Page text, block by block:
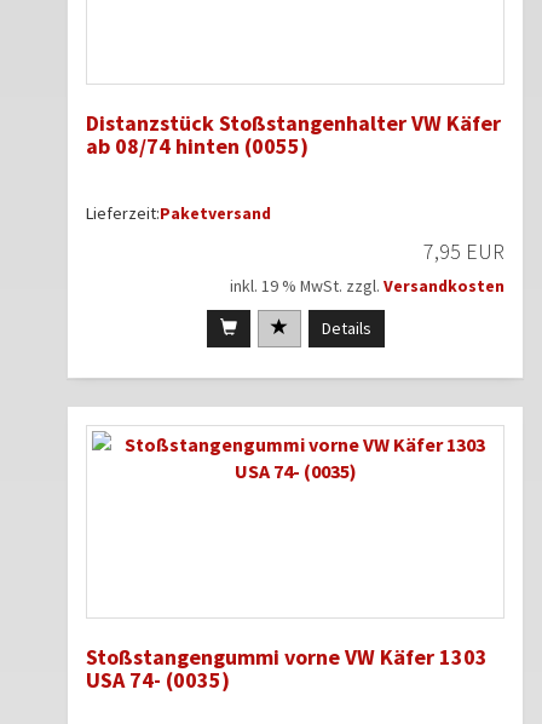
Distanzstück Stoßstangenhalter VW Käfer
ab 08/74 hinten (0055)
Lieferzeit:Paketversand
7,95 EUR
inkl. 19 % MwSt. zzgl. Versandkosten
Details
Stoßstangengummi vorne VW Käfer 1303
USA 74- (0035)